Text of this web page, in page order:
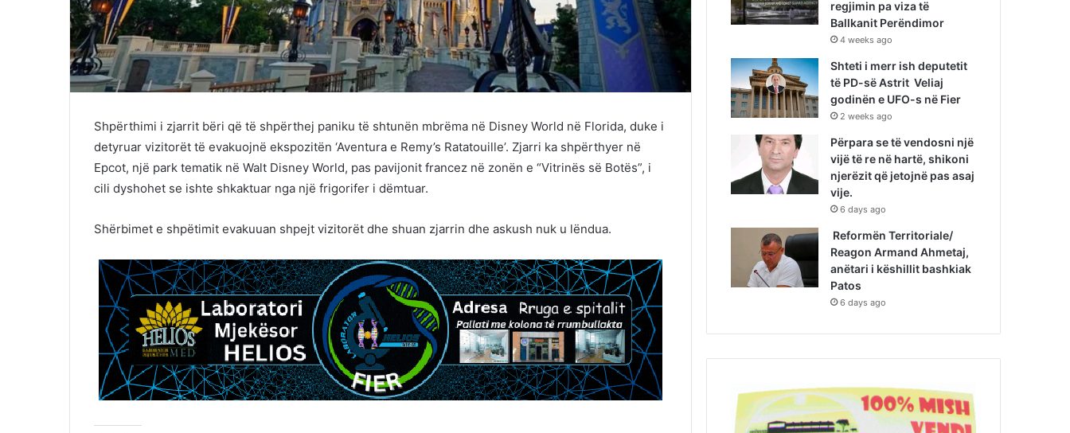
Shpërthimi i zjarrit bëri që të shpërthej paniku të shtunën mbrëma në Disney World në Florida, duke i
detyruar vizitorët të evakuojnë ekspozitën ‘Aventura e Remy’s Ratatouille’. Zjarri ka shpërthyer në
Epcot, një park tematik në Walt Disney World, pas pavijonit francez në zonën e “Vitrinës së Botës”, i
cili dyshohet se ishte shkaktuar nga një frigorifer i dëmtuar.
Shërbimet e shpëtimit evakuuan shpejt vizitorët dhe shuan zjarrin dhe askush nuk u lëndua.
regjimin pa viza të
Ballkanit Perëndimor
4 weeks ago
Shteti i merr ish deputetit
të PD-së Astrit Veliaj
godinën e UFO-s në Fier
2 weeks ago
Përpara se të vendosni një
vijë të re në hartë, shikoni
njerëzit që jetojnë pas asaj
vije.
6 days ago
Reformën Territoriale/
Reagon Armand Ahmetaj,
anëtari i këshillit bashkiak
Patos
6 days ago